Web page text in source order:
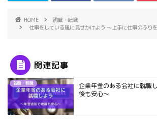
HOME
就職・転職
仕事をしている風に見せかけよう ～上手に仕事のふり
関連記事
就職・転職
企業年金のある会社に就職
後も安心～